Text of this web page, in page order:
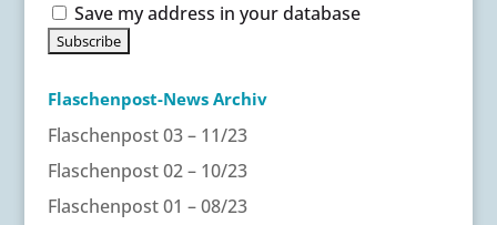
Save my address in your database
Flaschenpost-News Archiv
Flaschenpost 03 – 11/23
Flaschenpost 02 – 10/23
Flaschenpost 01 – 08/23